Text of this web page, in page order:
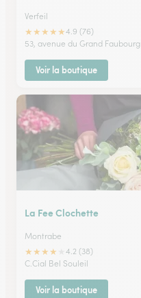
Verfeil
★★★★★4.9 (76)
53, avenue du Grand Faubourg
Voir la boutique
La Fee Clochette
Montrabe
★★★★
4.2 (38)
C.Cial Bel Souleil
Voir la boutique